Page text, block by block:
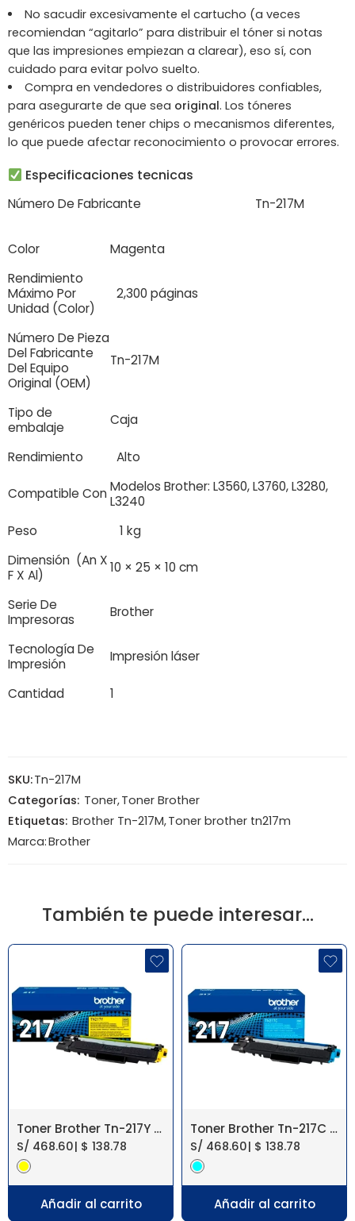
No sacudir excesivamente el cartucho (a veces
recomiendan “agitarlo” para distribuir el tóner si notas
que las impresiones empiezan a clarear), eso sí, con
cuidado para evitar polvo suelto.
Compra en vendedores o distribuidores confiables,
para asegurarte de que sea original. Los tóneres
genéricos pueden tener chips o mecanismos diferentes,
lo que puede afectar reconocimiento o provocar errores.
Especificaciones tecnicas
Número De Fabricante Tn-217M
Color
Magenta
Rendimiento
Máximo Por
Unidad (Color)
2,300 páginas
Número De Pieza
Del Fabricante
Del Equipo
Original (OEM)
Tn-217M
Tipo de
embalaje
Caja
Rendimiento Alto
Compatible ConModelos Brother: L3560, L3760, L3280,
L3240
Peso
1 kg
Dimensión (An X
F X Al)
10 × 25 × 10 cm
Serie De
Impresoras
Brother
Tecnología De
Impresión
Impresión láser
Cantidad 1
SKU:Tn-217M
Categorías: Toner,Toner Brother
Etiquetas: Brother Tn-217M,Toner brother tn217m
Marca:Brother
También te puede interesar…
Toner Brother Tn-217Y Yellow【 L3270CDW 】
S/ 468.60| $ 138.78
Añadir al carrito
Toner Brother Tn-217C Cyan【 L3270CDW 】
S/ 468.60| $ 138.78
Añadir al carrito